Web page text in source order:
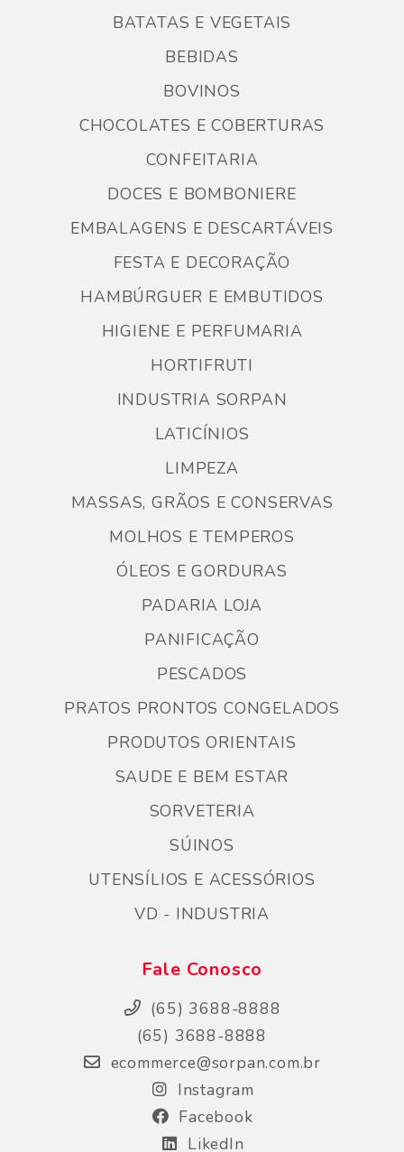
BATATAS E VEGETAIS
BEBIDAS
BOVINOS
CHOCOLATES E COBERTURAS
CONFEITARIA
DOCES E BOMBONIERE
EMBALAGENS E DESCARTÁVEIS
FESTA E DECORAÇÃO
HAMBÚRGUER E EMBUTIDOS
HIGIENE E PERFUMARIA
HORTIFRUTI
INDUSTRIA SORPAN
LATICÍNIOS
LIMPEZA
MASSAS, GRÃOS E CONSERVAS
MOLHOS E TEMPEROS
ÓLEOS E GORDURAS
PADARIA LOJA
PANIFICAÇÃO
PESCADOS
PRATOS PRONTOS CONGELADOS
PRODUTOS ORIENTAIS
SAUDE E BEM ESTAR
SORVETERIA
SÚINOS
UTENSÍLIOS E ACESSÓRIOS
VD - INDUSTRIA
Fale Conosco
(65) 3688-8888
(65) 3688-8888
ecommerce@sorpan.com.br
Instagram
Facebook
LikedIn